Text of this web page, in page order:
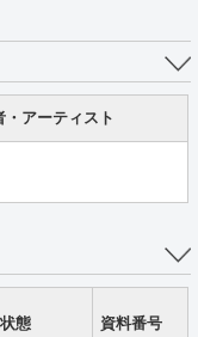
・アーティスト
状態 資料番号